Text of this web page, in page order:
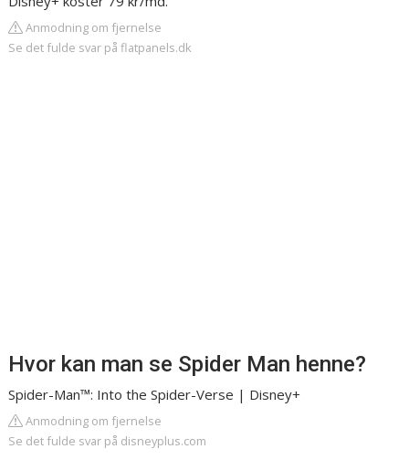
Anmodning om fjernelse
Se det fulde svar på flatpanels.dk
Hvor kan man se Spider Man henne?
Spider-Man™: Into the Spider-Verse | Disney+
Anmodning om fjernelse
Se det fulde svar på disneyplus.com